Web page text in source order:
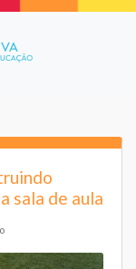
sala de aula